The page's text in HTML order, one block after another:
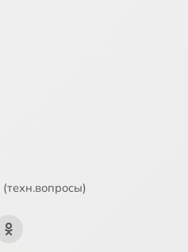
(техн.вопросы)